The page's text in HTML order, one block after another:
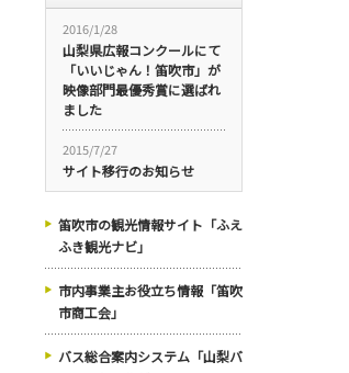
2016/1/28
山梨県広報コンクールにて
「いいじゃん！笛吹市」が
映像部門最優秀賞に選ばれ
ました
2015/7/27
サイト移行のお知らせ
笛吹市の観光情報サイト「ふえ
ふき観光ナビ」
市内事業主お役立ち情報「笛吹
市商工会」
バス総合案内システム「山梨バ